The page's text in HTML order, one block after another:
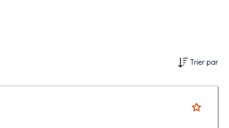
Trier par